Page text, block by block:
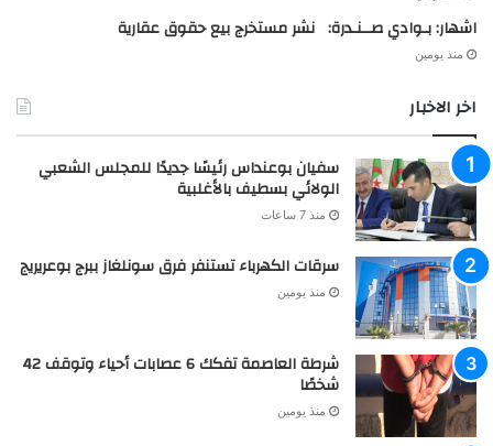
اشهار: بـوادي صــنـدرة: نشر مستخرج بيع حقوق عقارية
منذ يومين
اخر الاخبار
سفيان بوعنداس رئيسًا جديدًا للمجلس الشعبي
الولائي بسطيف بالأغلبية
منذ 7 ساعات
سرقات الكهرباء تستنفر فرق سونلغاز ببرج بوعريريج
منذ يومين
شرطة العاصمة تفكك 6 عصابات أحياء وتوقف 42
شخصًا
منذ يومين